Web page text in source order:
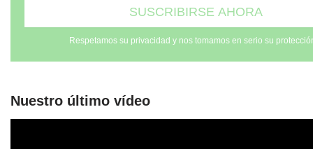
Respetamos su privacidad y nos tomamos en serio su
Nuestro último vídeo